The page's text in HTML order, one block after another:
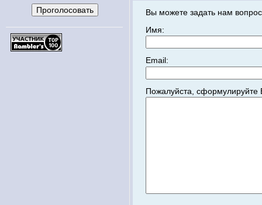
Вы можете задать нам
Имя:
Email:
Пожалуйста,